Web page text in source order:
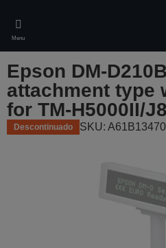
main
content
Menu
Epson DM-
attachment type
for TM-H5000II/
Descontinuado SKU: